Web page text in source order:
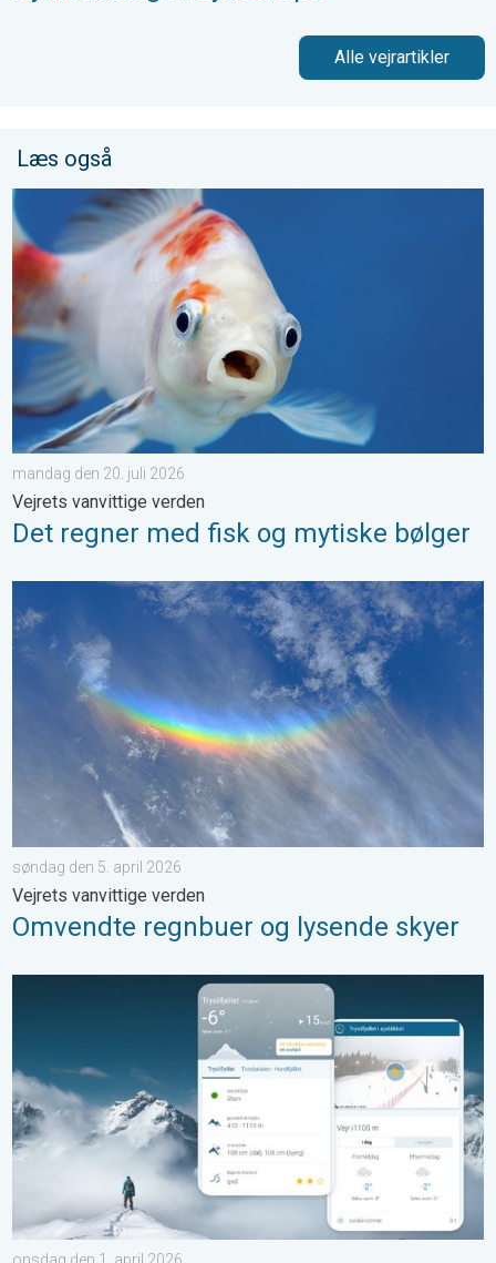
Alle vejrartikler
Læs også
Det regner med fisk og mytiske bølger. Vejrets vanvittige
mandag den 20. juli 2026
Vejrets vanvittige verden
Det regner med fisk og mytiske bølger
Omvendte regnbuer og lysende skyer. Vejrets vanvittige
søndag den 5. april 2026
Vejrets vanvittige verden
Omvendte regnbuer og lysende skyer
Få styr på vejret før skiferien. Tips til skituren. . . onsdag den